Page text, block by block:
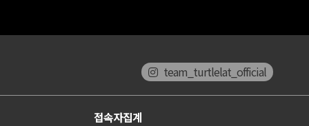
team_turtlelat_official
접속자집계